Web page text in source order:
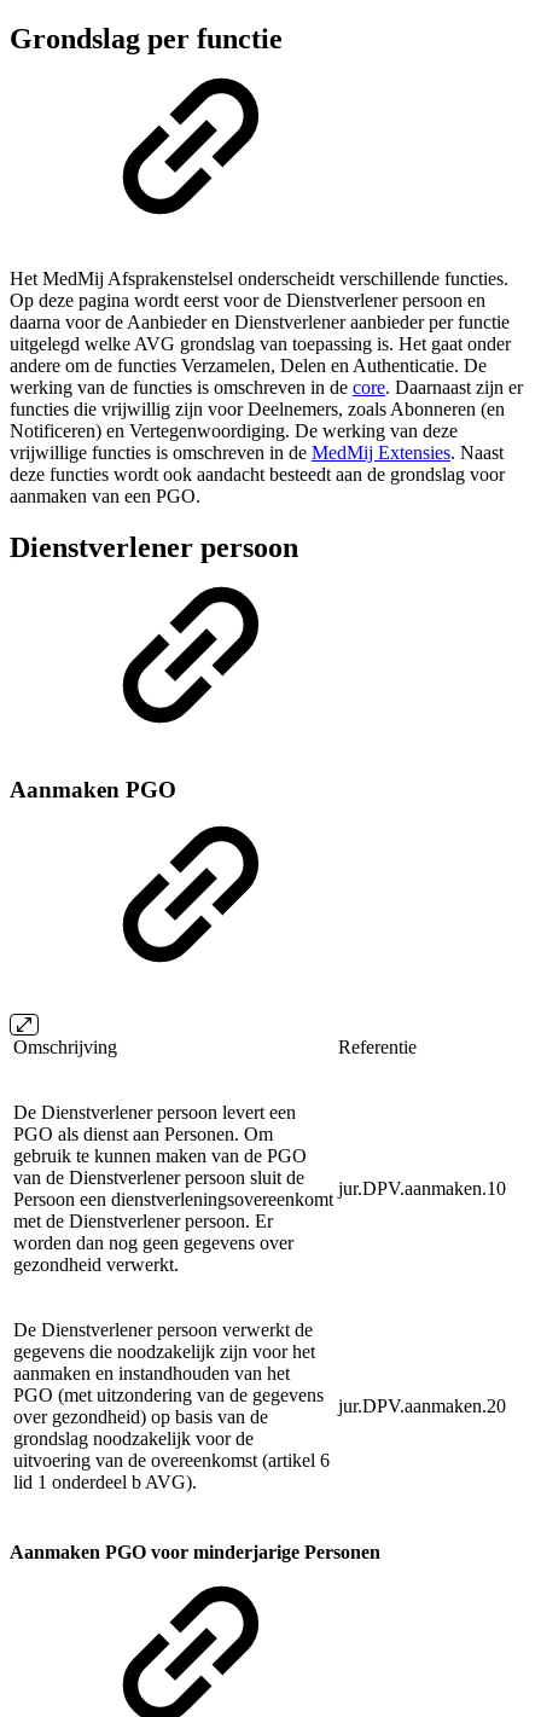
Grondslag per functie
Het MedMij Afsprakenstelsel onderscheidt verschillende functies.
Op deze pagina wordt eerst voor de Dienstverlener persoon en
daarna voor de Aanbieder en Dienstverlener aanbieder per functie
uitgelegd welke AVG grondslag van toepassing is. Het gaat onder
andere om de functies Verzamelen, Delen en Authenticatie. De
werking van de functies is omschreven in de core. Daarnaast zijn er
functies die vrijwillig zijn voor Deelnemers, zoals Abonneren (en
Notificeren) en Vertegenwoordiging. De werking van deze
vrijwillige functies is omschreven in de MedMij Extensies. Naast
deze functies wordt ook aandacht besteedt aan de grondslag voor
aanmaken van een PGO.
Dienstverlener persoon
Aanmaken PGO
Omschrijving Referentie
De Dienstverlener persoon levert een
PGO als dienst aan Personen. Om
gebruik te kunnen maken van de PGO
van de Dienstverlener persoon sluit de
Persoon een dienstverleningsovereenkomt
met de Dienstverlener persoon. Er
worden dan nog geen gegevens over
gezondheid verwerkt.
jur.DPV.aanmaken.10
De Dienstverlener persoon verwerkt de
gegevens die noodzakelijk zijn voor het
aanmaken en instandhouden van het
PGO (met uitzondering van de gegevens
over gezondheid) op basis van de
grondslag noodzakelijk voor de
uitvoering van de overeenkomst (artikel 6
lid 1 onderdeel b AVG).
jur.DPV.aanmaken.20
Aanmaken PGO voor minderjarige Personen